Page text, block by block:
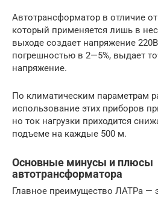
Автотрансформатор в отличие
который применяется лишь в
выходе создает напряжение
погрешностью в 2—5%, выдает
напряжение.
По климатическим параметрам
использование этих приборов
но ток нагрузки приходится
подъеме на каждые 500 м.
Основные минусы и плюсы
автотрансформатора
Главное преимущество ЛАТРа —